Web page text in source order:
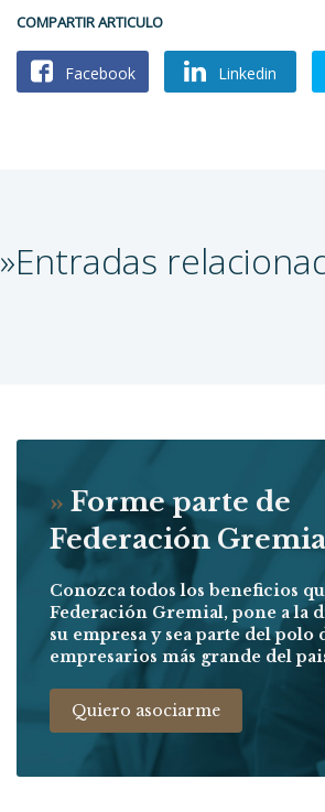
COMPARTIR ARTICULO
Facebook Linkedin
»Entradas
» Forme parte de
Federación
Conozca todos los beneficios
Federación Gremial, pone a la
su empresa y sea parte del polo
empresarios más grande del
Quiero asociarme